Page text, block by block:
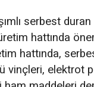
serbest
hattında
hattında,
vinçleri, elektrot